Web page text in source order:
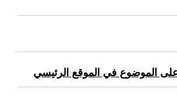
على الموضوع في الموقع الرئيسي